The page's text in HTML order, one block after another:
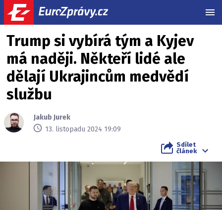
Trump si vybírá tým a Kyjev
má naději. Někteří lidé ale
dělají Ukrajincům medvědí
službu
Jakub Jurek
13. listopadu 2024 19:09
Sdílet
článek